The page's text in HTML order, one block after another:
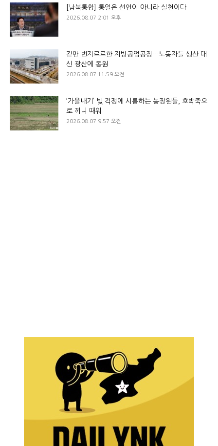
[남북통합] 통일은 선언이 아니라 실천이다
2026.08.07 2:01 오후
겉만 번지르르한 지방공업공장…노동자들 생산 대
신 광산에 동원
2026.08.07 11:59 오전
‘가을내기’ 빚 걱정에 시름하는 농장원들, 호박죽으
로 끼니 때워
2026.08.07 9:57 오전